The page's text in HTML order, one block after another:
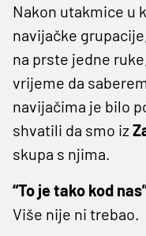
Nakon utakmice u
navijačke
na prste jedne
vrijeme da
navijačima je bilo
shvatili da smo iz
skupa s njima.
“To je tako kod
Više nije ni trebao.